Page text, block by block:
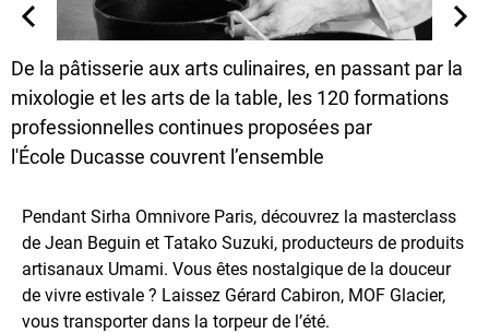
De la pâtisserie aux arts culinaires, en passant par la
mixologie et les arts de la table, les 120 formations
professionnelles continues proposées par
l'École Ducasse couvrent l’ensemble
Pendant Sirha Omnivore Paris, découvrez la masterclass
de Jean Beguin et Tatako Suzuki, producteurs de produits
artisanaux Umami. Vous êtes nostalgique de la douceur
de vivre estivale ? Laissez Gérard Cabiron, MOF Glacier,
vous transporter dans la torpeur de l’été.